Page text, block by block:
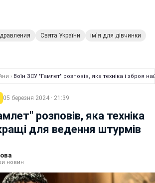
Свята України
ім'я для дівчинки
› Воїн ЗСУ "Гамлет" розповів, яка техніка і зброя
05 березня 2024 · 21:39
розповів, яка техніка
для ведення штурмів
новин